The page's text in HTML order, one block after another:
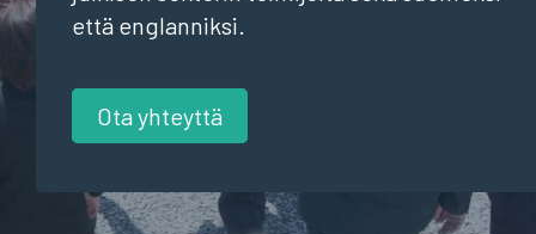
että englanniksi.
Ota yhteyttä